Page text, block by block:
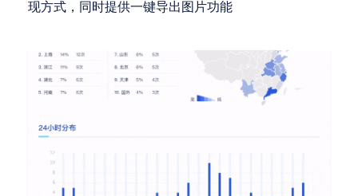
现方式，同时提供一键导出图片功能